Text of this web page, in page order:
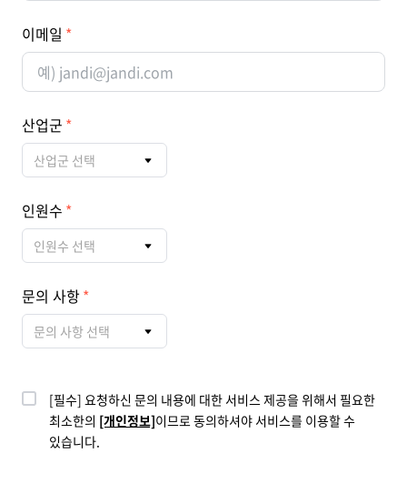
이메일
산업군
산업군 선택
인원수
인원수 선택
문의 사항
문의 사항 선택
[필수] 요청하신 문의 내용에 대한 서비스 제공을 위해서 필요한
최소한의 [개인정보]이므로 동의하셔야 서비스를 이용할 수
있습니다.